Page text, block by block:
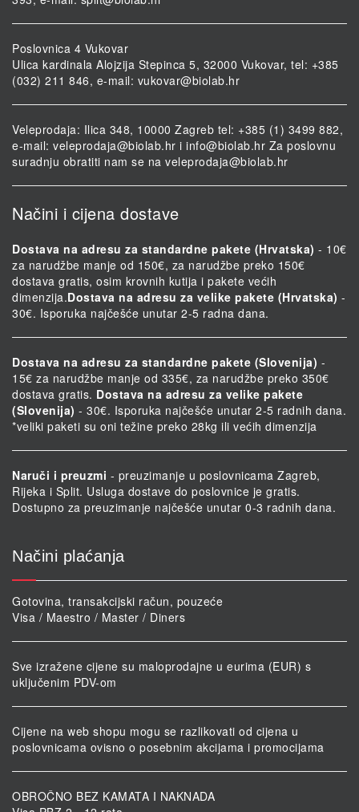
Poslovnica 4 Vukovar
Ulica kardinala Alojzija Stepinca 5, 32000 Vukovar, tel: +385
(032) 211 846, e-mail: vukovar@biolab.hr
Veleprodaja: Ilica 348, 10000 Zagreb tel: +385 (1) 3499 882,
e-mail: veleprodaja@biolab.hr i info@biolab.hr Za poslovnu
suradnju obratiti nam se na veleprodaja@biolab.hr
Načini i cijena dostave
Dostava na adresu za standardne pakete (Hrvatska) - 10€
za narudžbe manje od 150€, za narudžbe preko 150€
dostava gratis, osim krovnih kutija i pakete većih
dimenzija.Dostava na adresu za velike pakete (Hrvatska) -
30€. Isporuka najčešće unutar 2-5 radna dana.
Dostava na adresu za standardne pakete (Slovenija) -
15€ za narudžbe manje od 335€, za narudžbe preko 350€
dostava gratis. Dostava na adresu za velike pakete
(Slovenija) - 30€. Isporuka najčešće unutar 2-5 radnih dana.
*veliki paketi su oni težine preko 28kg ili većih dimenzija
Naruči i preuzmi - preuzimanje u poslovnicama Zagreb,
Rijeka i Split. Usluga dostave do poslovnice je gratis.
Dostupno za preuzimanje najčešće unutar 0-3 radnih dana.
Načini plaćanja
Gotovina, transakcijski račun, pouzeće
Visa / Maestro / Master / Diners
Sve izražene cijene su maloprodajne u eurima (EUR) s
uključenim PDV-om
Cijene na web shopu mogu se razlikovati od cijena u
poslovnicama ovisno o posebnim akcijama i promocijama
OBROČNO BEZ KAMATA I NAKNADA